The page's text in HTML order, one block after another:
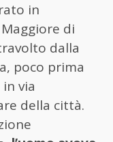
in
di
dalla
poco prima
via
della città.